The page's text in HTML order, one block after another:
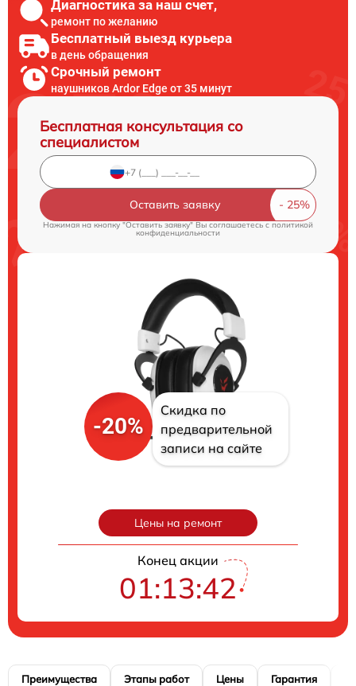
Диагностика за наш счет,
ремонт по желанию
Бесплатный выезд курьера
в день обращения
Срочный ремонт
наушников Ardor Edge от 35 минут
Бесплатная консультация со
специалистом
Оставить заявку
Нажимая на кнопку "Оставить заявку" Вы соглашаетесь cполитикой
конфиденциальности
-20%
Скидка по
предварительной
записи на сайте
Цены на ремонт
Конец акции
01:13:42
Преимущества Этапы работ Цены Гарантия